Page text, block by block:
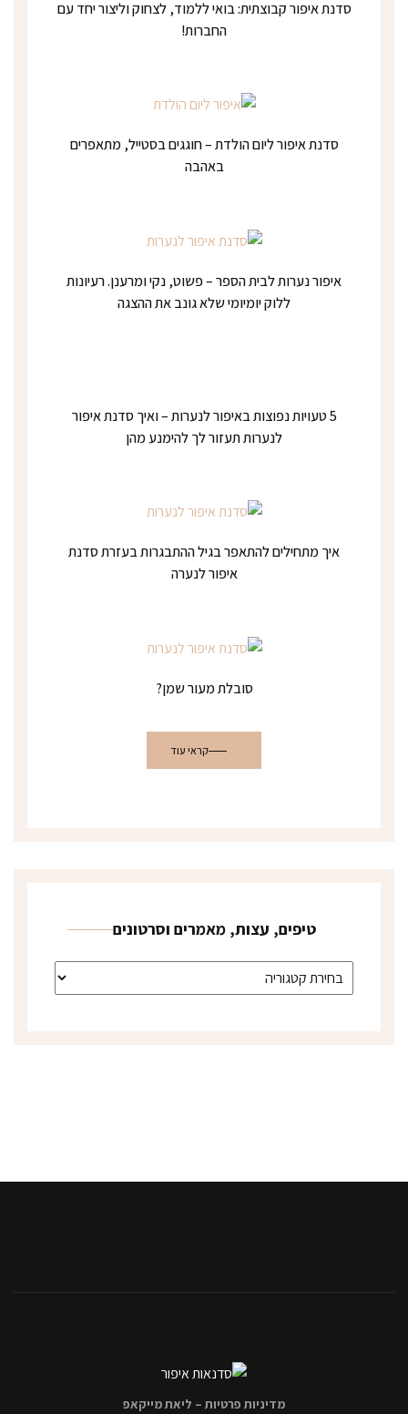
סדנת איפור קבוצתית: בואי ללמוד, לצחוק וליצור יחד עם
החברות!
סדנת איפור ליום הולדת – חוגגים בסטייל, מתאפרים
באהבה
איפור נערות לבית הספר – פשוט, נקי ומרענן. רעיונות
ללוק יומיומי שלא גונב את ההצגה
5 טעויות נפוצות באיפור לנערות – ואיך סדנת איפור
לנערות תעזור לך להימנע מהן
איך מתחילים להתאפר בגיל ההתבגרות בעזרת סדנת
איפור לנערה
סובלת מעור שמן?
קראי עוד
טיפים, עצות, מאמרים וסרטונים
טיפים, עצות, מאמרים וסרטונים
מדיניות פרטיות – ליאת מייקאפ